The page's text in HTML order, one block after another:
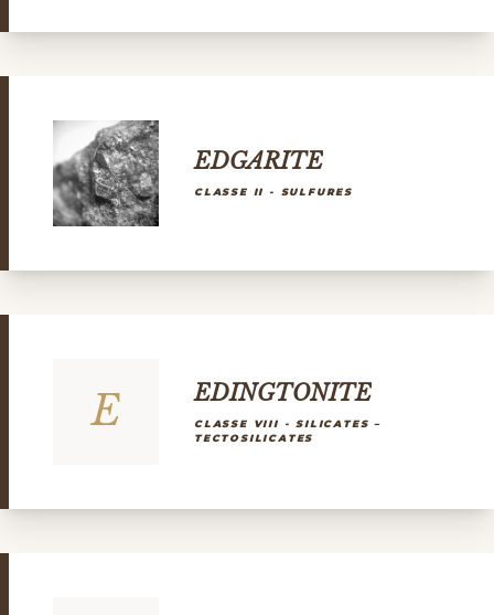
EDGARITE
CLASSE II - SULFURES
E EDINGTONITE
CLASSE VIII - SILICATES –
TECTOSILICATES